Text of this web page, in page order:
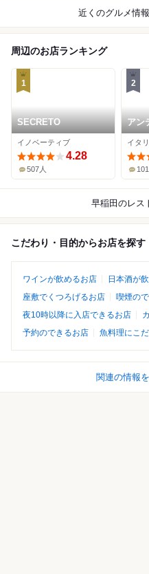
近くのグルメ情
周辺のお店ランキング
1
SECRETO
イノベーティブ
4.28
507人
2
アン
ア
イタ
早稲田 のレス
こだわり・目的からお店を探す
ワインが飲めるお店 日本酒が
座敷でくつろげるお店
喫煙の
夜10時以降に入店できるお店
予約のできるお店
魚料理にこ
関連の情報